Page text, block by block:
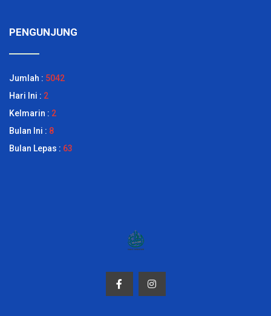
PENGUNJUNG
Jumlah : 5042
Hari Ini : 2
Kelmarin : 2
Bulan Ini : 8
Bulan Lepas : 63